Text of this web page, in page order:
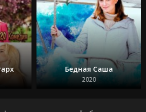
Бедная Саша
2020